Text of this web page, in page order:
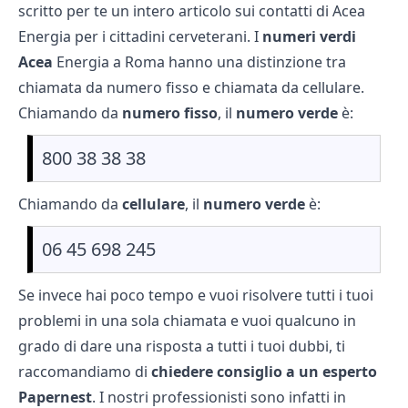
scritto per te un intero articolo sui contatti di Acea
Energia per i cittadini cerveterani. I numeri verdi
Acea Energia a Roma hanno una distinzione tra
chiamata da numero fisso e chiamata da cellulare.
Chiamando da numero fisso, il numero verde è:
800 38 38 38
Chiamando da cellulare, il numero verde è:
06 45 698 245
Se invece hai poco tempo e vuoi risolvere tutti i tuoi
problemi in una sola chiamata e vuoi qualcuno in
grado di dare una risposta a tutti i tuoi dubbi, ti
raccomandiamo di chiedere consiglio a un esperto
Papernest. I nostri professionisti sono infatti in